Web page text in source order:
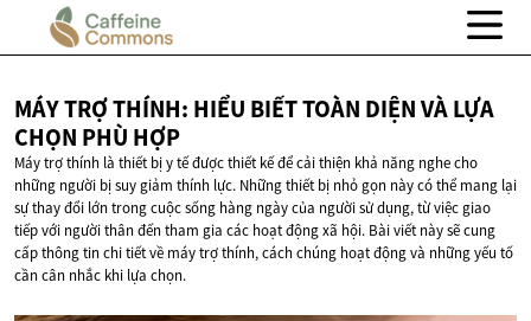
MÁY TRỢ THÍNH: HIỂU BIẾT TOÀN DIỆN VÀ LỰA
CHỌN PHÙ HỢP
Máy trợ thính là thiết bị y tế được thiết kế để cải thiện khả năng nghe cho
những người bị suy giảm thính lực. Những thiết bị nhỏ gọn này có thể mang lại
sự thay đổi lớn trong cuộc sống hàng ngày của người sử dụng, từ việc giao
tiếp với người thân đến tham gia các hoạt động xã hội. Bài viết này sẽ cung
cấp thông tin chi tiết về máy trợ thính, cách chúng hoạt động và những yếu tố
cần cân nhắc khi lựa chọn.